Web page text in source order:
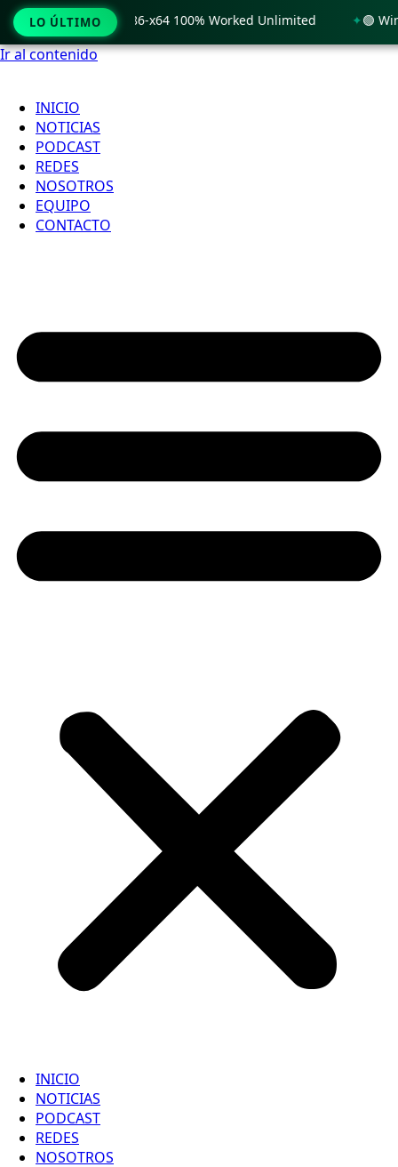
Ir al contenido
INICIO
NOTICIAS
PODCAST
REDES
NOSOTROS
EQUIPO
CONTACTO
INICIO
NOTICIAS
PODCAST
REDES
NOSOTROS
LO ÚLTIMO
11 x86-x64 100% Worked Unlimited 🟢 WinRAR